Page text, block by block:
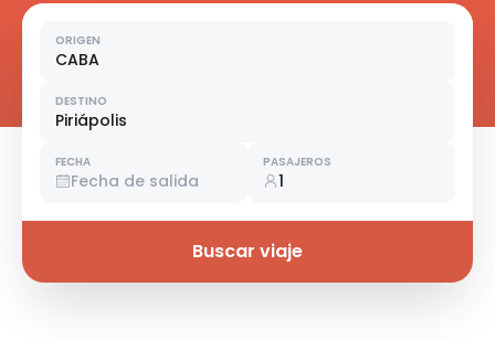
ORIGEN
CABA
DESTINO
Piriápolis
FECHA
Fecha de salida
PASAJEROS
1
Buscar viaje